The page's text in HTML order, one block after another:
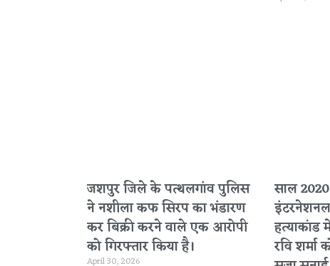
जशपुर जिले के पत्थलगांव पुलिस
ने नशीला कफ सिरप का भंडारण
कर बिक्री करने वाले एक आरोपी
को गिरफ्तार किया है।
April 30, 2026
साल
हत्याकांड
रवि